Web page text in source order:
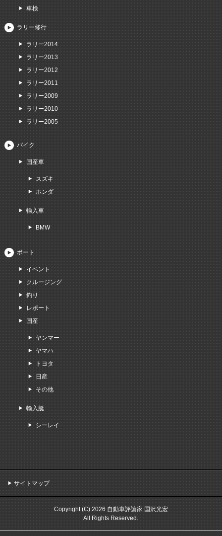
車検
ラリー修行
ラリー2014
ラリー2013
ラリー2012
ラリー2011
ラリー2009
ラリー2010
ラリー2005
バイク
国産車
スズキ
ホンダ
輸入車
BMW
ボート
イベント
クルージング
釣り
レポート
国産
ヤンマー
ヤマハ
トヨタ
日産
その他
輸入艇
シーレイ
サイトマップ
Copyright (C) 2026 自動車評論家 国沢光宏
All Rights Reserved.